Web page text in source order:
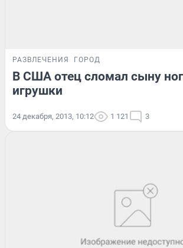
РАЗВЛЕЧЕНИЯ ГОРОД
В США отец сломал сыну
игрушки
24 декабря, 2013, 10:12 1 121 3